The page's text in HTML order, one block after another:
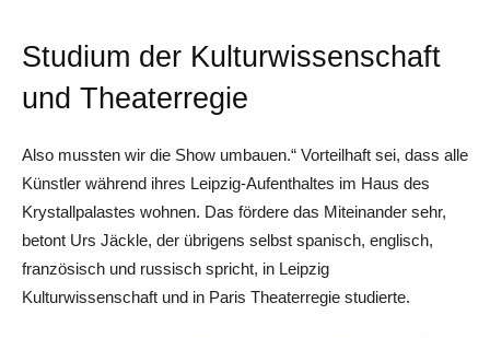
Studium der Kulturwissenschaft
und Theaterregie
Also mussten wir die Show umbauen.“ Vorteilhaft sei, dass alle
Künstler während ihres Leipzig-Aufenthaltes im Haus des
Krystallpalastes wohnen. Das fördere das Miteinander sehr,
betont Urs Jäckle, der übrigens selbst spanisch, englisch,
französisch und russisch spricht, in Leipzig
Kulturwissenschaft und in Paris Theaterregie studierte.